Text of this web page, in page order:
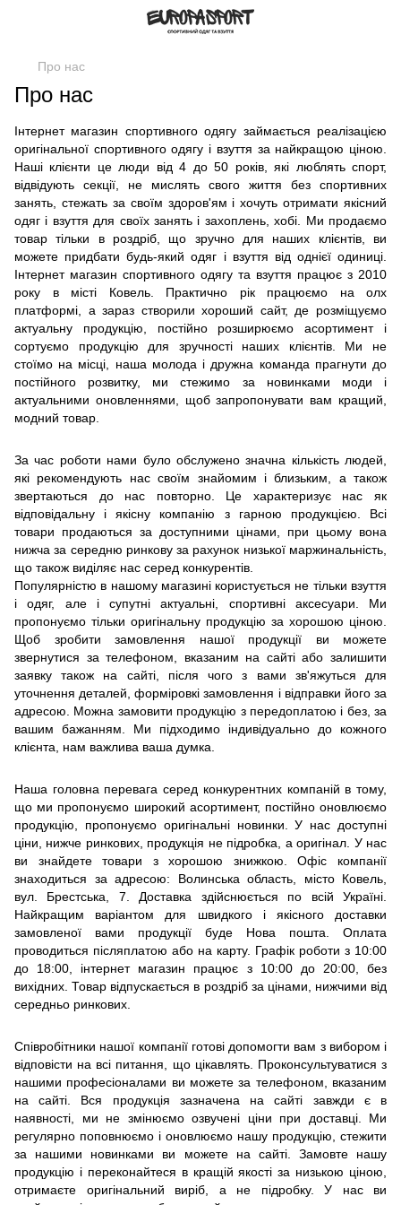
Про нас
Про нас
Інтернет магазин спортивного одягу займається реалізацією
оригінальної спортивного одягу і взуття за найкращою ціною.
Наші клієнти це люди від 4 до 50 років, які люблять спорт,
відвідують секції, не мислять свого життя без спортивних
занять, стежать за своїм здоров'ям і хочуть отримати якісний
одяг і взуття для своїх занять і захоплень, хобі. Ми продаємо
товар тільки в роздріб, що зручно для наших клієнтів, ви
можете придбати будь-який одяг і взуття від однієї одиниці.
Інтернет магазин спортивного одягу та взуття працює з 2010
року в місті Ковель. Практично рік працюємо на олх
платформі, а зараз створили хороший сайт, де розміщуємо
актуальну продукцію, постійно розширюємо асортимент і
сортуємо продукцію для зручності наших клієнтів. Ми не
стоїмо на місці, наша молода і дружна команда прагнути до
постійного розвитку, ми стежимо за новинками моди і
актуальними оновленнями, щоб запропонувати вам кращий,
модний товар.
За час роботи нами було обслужено значна кількість людей,
які рекомендують нас своїм знайомим і близьким, а також
звертаються до нас повторно. Це характеризує нас як
відповідальну і якісну компанію з гарною продукцією. Всі
товари продаються за доступними цінами, при цьому вона
нижча за середню ринкову за рахунок низької маржинальність,
що також виділяє нас серед конкурентів.
Популярністю в нашому магазині користується не тільки взуття
і одяг, але і супутні актуальні, спортивні аксесуари. Ми
пропонуємо тільки оригінальну продукцію за хорошою ціною.
Щоб зробити замовлення нашої продукції ви можете
звернутися за телефоном, вказаним на сайті або залишити
заявку також на сайті, після чого з вами зв'яжуться для
уточнення деталей, форміровкі замовлення і відправки його за
адресою. Можна замовити продукцію з передоплатою і без, за
​​вашим бажанням. Ми підходимо індивідуально до кожного
клієнта, нам важлива ваша думка.
Наша головна перевага серед конкурентних компаній в тому,
що ми пропонуємо широкий асортимент, постійно оновлюємо
продукцію, пропонуємо оригінальні новинки. У нас доступні
ціни, нижче ринкових, продукція не підробка, а оригінал. У нас
ви знайдете товари з хорошою знижкою. Офіс компанії
знаходиться за адресою: Волинська область, місто Ковель,
вул. Брестська, 7. Доставка здійснюється по всій Україні.
Найкращим варіантом для швидкого і якісного доставки
замовленої вами продукції буде Нова пошта. Оплата
проводиться післяплатою або на карту. Графік роботи з 10:00
до 18:00, інтернет магазин працює з 10:00 до 20:00, без
вихідних. Товар відпускається в роздріб за цінами, нижчими від
середньо ринкових.
Співробітники нашої компанії готові допомогти вам з вибором і
відповісти на всі питання, що цікавлять. Проконсультуватися з
нашими професіоналами ви можете за телефоном, вказаним
на сайті. Вся продукція зазначена на сайті завжди є в
наявності, ми не змінюємо озвучені ціни при доставці. Ми
регулярно поповнюємо і оновлюємо нашу продукцію, стежити
за нашими новинками ви можете на сайті. Замовте нашу
продукцію і переконайтеся в кращій якості за низькою ціною,
отримаєте оригінальний виріб, а не підробку. У нас ви